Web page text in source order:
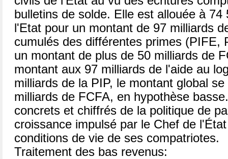
bulletins de solde. Elle est allouée à 74
l'Etat pour un montant de 97 milliards
cumulés des différentes primes (PIFE,
un montant de plus de 50 milliards de
montant aux 97 milliards de l'aide au
milliards de la PIP, le montant global
milliards de FCFA, en hypothèse
concrets et chiffrés de la politique de
croissance impulsé par le Chef de
conditions de vie de ses compatriotes.
Traitement des bas revenus: